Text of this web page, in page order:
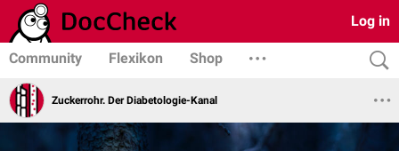
Log in
Community Flexikon Shop
Zuckerrohr. Der Diabetologie-Kanal